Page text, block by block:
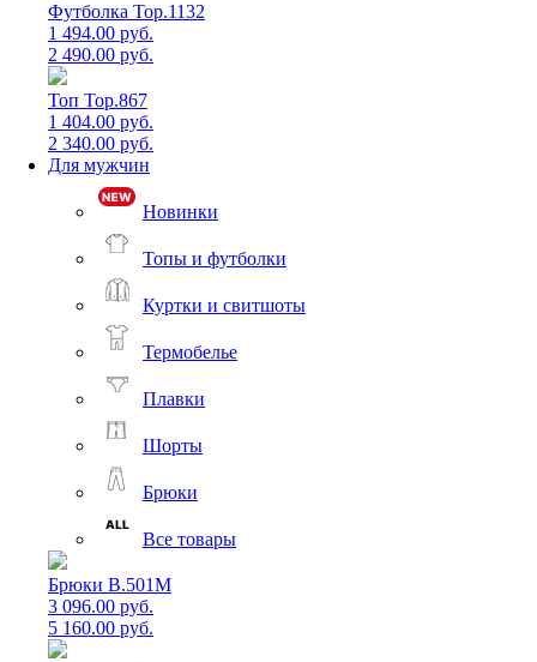
Футболка Top.1132
1 494.00 руб.
2 490.00 руб.
Топ Top.867
1 404.00 руб.
2 340.00 руб.
Для мужчин
Новинки
Топы и футболки
Куртки и свитшоты
Термобелье
Плавки
Шорты
Брюки
Все товары
Брюки B.501M
3 096.00 руб.
5 160.00 руб.